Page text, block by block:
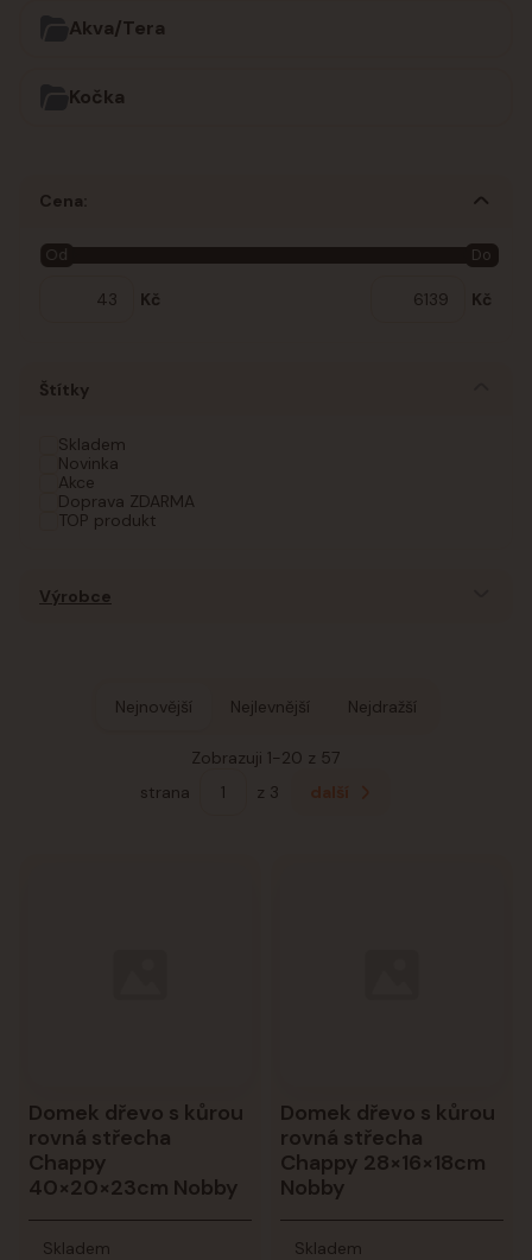
Akva/Tera
Kočka
Cena:
Kč
Od Do
Kč
Štítky
Skladem
Novinka
Akce
Doprava ZDARMA
TOP produkt
Výrobce
Nejnovější Nejlevnější Nejdražší
Zobrazuji 1-20 z 57
strana
z 3 další
Domek dřevo s kůrou
rovná střecha
Chappy
40×20×23cm Nobby
Skladem
Domek dřevo s kůrou
rovná střecha
Chappy 28×16×18cm
Nobby
Skladem